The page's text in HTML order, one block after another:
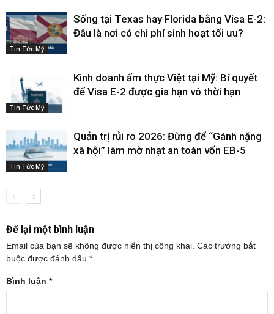
Tin Tức Mỹ
Sống tại Texas hay Florida bằng Visa E-2:
Đâu là nơi có chi phí sinh hoạt tối ưu?
Tin Tức Mỹ
Kinh doanh ẩm thực Việt tại Mỹ: Bí quyết
để Visa E-2 được gia hạn vô thời hạn
Tin Tức Mỹ
Quản trị rủi ro 2026: Đừng để “Gánh nặng
xã hội” làm mờ nhạt an toàn vốn EB-5
Để lại một bình luận
Email của bạn sẽ không được hiển thị công khai. Các trường bắt
buộc được đánh dấu *
Bình luận *